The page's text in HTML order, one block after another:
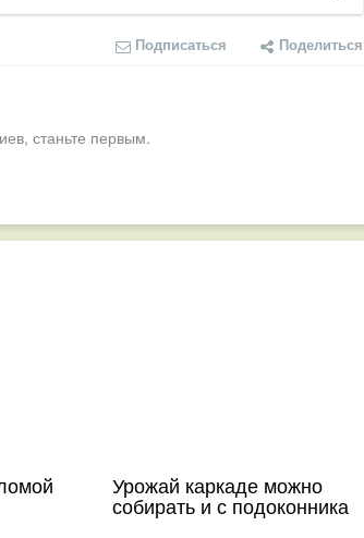
Подписаться Поделиться
станьте первым.
Урожай каркаде можно
собирать и с подоконника